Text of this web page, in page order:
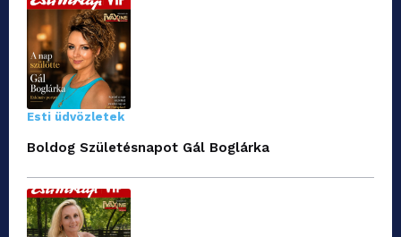
Esti üdvözletek
Boldog Születésnapot Gál Boglárka